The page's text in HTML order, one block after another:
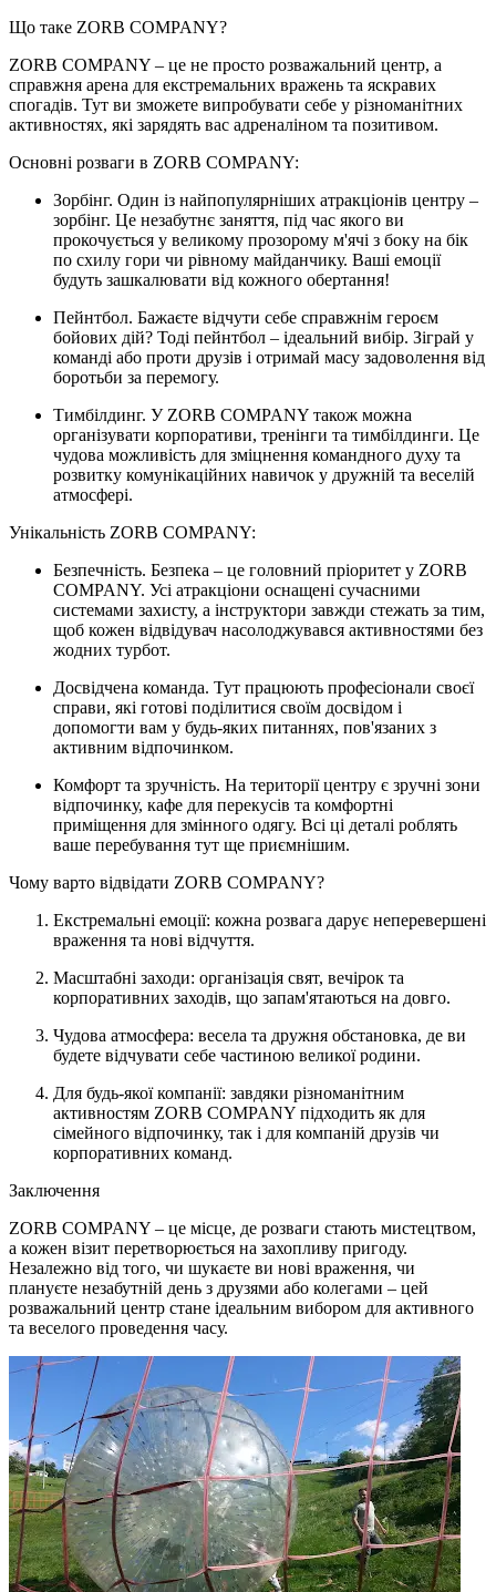
Що таке ZORB COMPANY?
ZORB COMPANY – це не просто розважальний центр, а
справжня арена для екстремальних вражень та яскравих
спогадів. Тут ви зможете випробувати себе у різноманітних
активностях, які зарядять вас адреналіном та позитивом.
Основні розваги в ZORB COMPANY:
Зорбінг. Один із найпопулярніших атракціонів центру –
зорбінг. Це незабутнє заняття, під час якого ви
прокочується у великому прозорому м'ячі з боку на бік
по схилу гори чи рівному майданчику. Ваші емоції
будуть зашкалювати від кожного обертання!
Пейнтбол. Бажаєте відчути себе справжнім героєм
бойових дій? Тоді пейнтбол – ідеальний вибір. Зіграй у
команді або проти друзів і отримай масу задоволення від
боротьби за перемогу.
Тимбілдинг. У ZORB COMPANY також можна
організувати корпоративи, тренінги та тимбілдинги. Це
чудова можливість для зміцнення командного духу та
розвитку комунікаційних навичок у дружній та веселій
атмосфері.
Унікальність ZORB COMPANY:
Безпечність. Безпека – це головний пріоритет у ZORB
COMPANY. Усі атракціони оснащені сучасними
системами захисту, а інструктори завжди стежать за тим,
щоб кожен відвідувач насолоджувався активностями без
жодних турбот.
Досвідчена команда. Тут працюють професіонали своєї
справи, які готові поділитися своїм досвідом і
допомогти вам у будь-яких питаннях, пов'язаних з
активним відпочинком.
Комфорт та зручність. На території центру є зручні зони
відпочинку, кафе для перекусів та комфортні
приміщення для змінного одягу. Всі ці деталі роблять
ваше перебування тут ще приємнішим.
Чому варто відвідати ZORB COMPANY?
Екстремальні емоції: кожна розвага дарує неперевершені
враження та нові відчуття.
Масштабні заходи: організація свят, вечірок та
корпоративних заходів, що запам'ятаються на довго.
Чудова атмосфера: весела та дружня обстановка, де ви
будете відчувати себе частиною великої родини.
Для будь-якої компанії: завдяки різноманітним
активностям ZORB COMPANY підходить як для
сімейного відпочинку, так і для компаній друзів чи
корпоративних команд.
Заключення
ZORB COMPANY – це місце, де розваги стають мистецтвом,
а кожен візит перетворюється на захопливу пригоду.
Незалежно від того, чи шукаєте ви нові враження, чи
плануєте незабутній день з друзями або колегами – цей
розважальний центр стане ідеальним вибором для активного
та веселого проведення часу.